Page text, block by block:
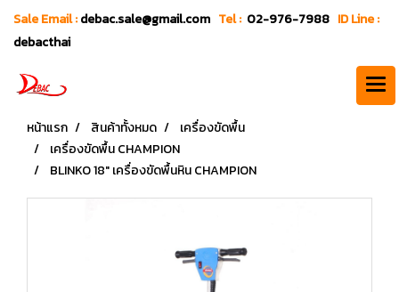
Sale Email :debac.sale@gmail.com Tel : 02-976-7988 ID Line :
debacthai
หน้าแรก สินค้าทั้งหมด
เครื่องขัดพื้น
เครื่องขัดพื้น CHAMPION
BLINKO 18" เครื่องขัดพื้นหิน CHAMPION